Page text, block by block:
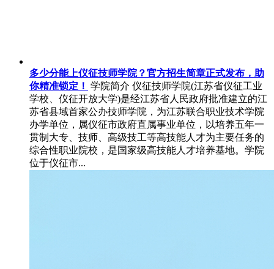
多少分能上仪征技师学院？官方招生简章正式发布，助
你精准锁定！ 学院简介 仪征技师学院(江苏省仪征工业
学校、仪征开放大学)是经江苏省人民政府批准建立的江
苏省县域首家公办技师学院，为江苏联合职业技术学院
办学单位，属仪征市政府直属事业单位，以培养五年一
贯制大专、技师、高级技工等高技能人才为主要任务的
综合性职业院校，是国家级高技能人才培养基地。学院
位于仪征市...